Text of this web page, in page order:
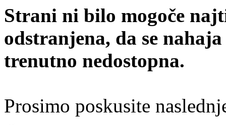
Strani ni bilo mogoče
odstranjena, da se
trenutno nedostopna.
Prosimo poskusite